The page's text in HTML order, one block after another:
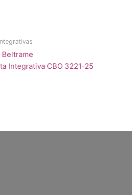
Beltrame
Integrativa CBO 3221-25